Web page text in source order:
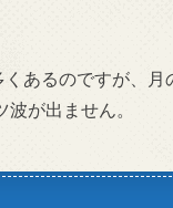
あるのですが、
が出ません。